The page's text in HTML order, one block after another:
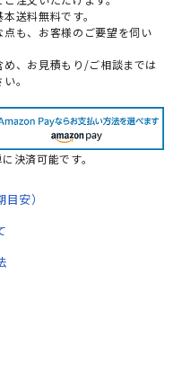
送料無料です。
も、お客様のご要望を伺い
、お見積もり/ご相談までは
。
決済可能です。
安）